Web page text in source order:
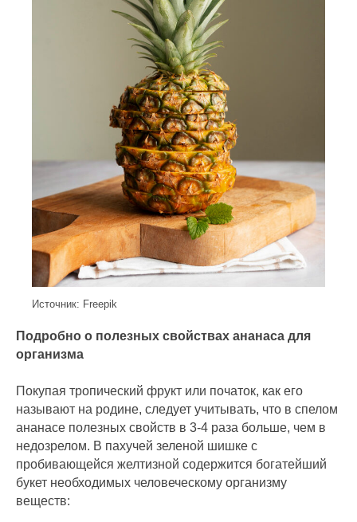
Источник: Freepik
Подробно о полезных свойствах ананаса для
организма
Покупая тропический фрукт или початок, как его
называют на родине, следует учитывать, что в спелом
ананасе полезных свойств в 3-4 раза больше, чем в
недозрелом. В пахучей зеленой шишке с
пробивающейся желтизной содержится богатейший
букет необходимых человеческому организму
веществ: